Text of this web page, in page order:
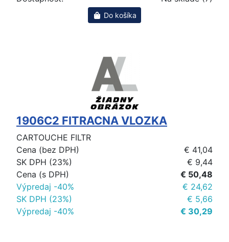
Do košíka
1906C2 FITRACNA VLOZKA
CARTOUCHE FILTR
Cena (bez DPH)
€ 41,04
SK DPH (23%)
€ 9,44
Cena (s DPH)
€ 50,48
Výpredaj -40%
€ 24,62
SK DPH (23%)
€ 5,66
Výpredaj -40%
€ 30,29